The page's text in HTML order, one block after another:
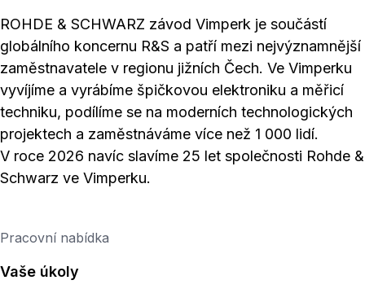
ROHDE & SCHWARZ závod Vimperk je součástí
globálního koncernu R&S a patří mezi nejvýznamnější
zaměstnavatele v regionu jižních Čech. Ve Vimperku
vyvíjíme a vyrábíme špičkovou elektroniku a měřicí
techniku, podílíme se na moderních technologických
projektech a zaměstnáváme více než 1 000 lidí.
V roce 2026 navíc slavíme 25 let společnosti Rohde &
Schwarz ve Vimperku.
Pracovní nabídka
Vaše úkoly